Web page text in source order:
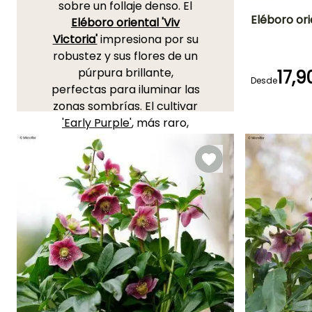
sobre un follaje denso. El
Eléboro oriental 'Viv
Victoria'impresiona por su
robustez y sus flores de un
púrpura brillante,
perfectas para iluminar las
zonas sombrías. El cultivar
'Early Purple', más raro,
ofrece flores de un rojo
granate oscuro a violeta
intenso, casi mágicas, que
cautivan la mirada.'Magic
Berenjena con borde', con
sus flores de un púrpura
casi negro bordeadas de
blanco, es una Rosa de
Carême excepcional para
los amantes de colores
oscuros e intensos. Todas
Enero a
Septiembre a
Diciembre
Eléboro
Desde